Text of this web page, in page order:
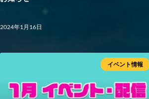
2024年1月16日
イベント情報